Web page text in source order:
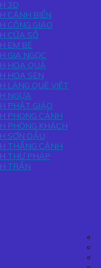
3D
CẢNH BIỂN
CÔNG GIÁO
CỬA SỔ
EM BÉ
GIA NGỌC
HOA QUẢ
HOA SEN
LÀNG QUÊ VIỆT
NGỰA
PHẬT GIÁO
PHONG CẢNH
PHÒNG KHÁCH
SƠN DẦU
THẮNG CẢNH
THƯ PHÁP
TRẦN